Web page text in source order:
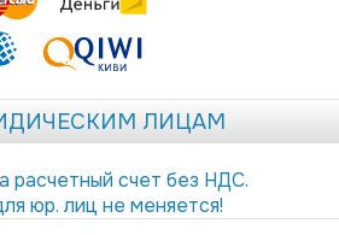
ЛИЦАМ
расчетный счет без НДС.
юр. лиц не меняется!